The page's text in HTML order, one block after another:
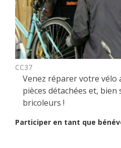
CC37
Venez réparer votre vélo
pièces détachées et, bien
bricoleurs !
Participer en tant que